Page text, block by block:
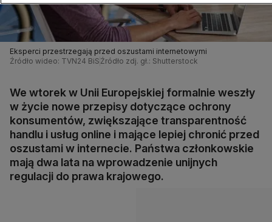
Eksperci przestrzegają przed oszustami internetowymi
Źródło wideo: TVN24 BiS Źródło zdj. gł.: Shutterstock
We wtorek w Unii Europejskiej formalnie weszły
w życie nowe przepisy dotyczące ochrony
konsumentów, zwiększające transparentność
handlu i usług online i mające lepiej chronić przed
oszustami w internecie. Państwa członkowskie
mają dwa lata na wprowadzenie unijnych
regulacji do prawa krajowego.